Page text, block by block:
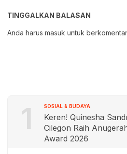
TINGGALKAN BALASAN
Anda harus masuk untuk
1 SOSIAL & BUDAYA
Keren! Quinesha
Cilegon Raih
Award 2026